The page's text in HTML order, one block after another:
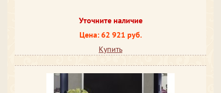
Уточните наличие
Цена: 62 921 руб.
Купить